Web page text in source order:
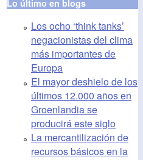
Lo último en blogs
Los ocho ‘think tanks’
negacionistas del clima
más importantes de
Europa
El mayor deshielo de los
últimos 12.000 años en
Groenlandia se
producirá este siglo
La mercantilización de
recursos básicos en la